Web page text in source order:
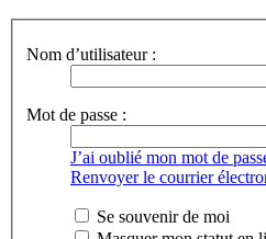
Nom d’utilisateur :
Mot de passe :
J’ai oublié mon mot de
Renvoyer le courrier
Se souvenir de moi